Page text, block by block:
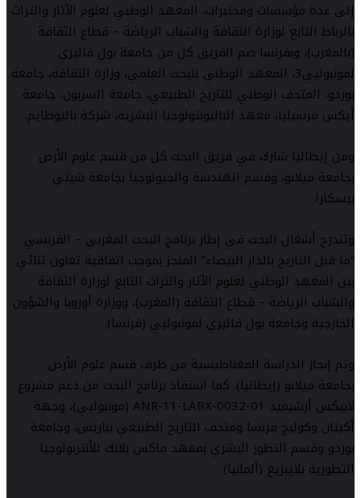
إلى عدة مؤسسات ومختبرات، المعهد الوطني لعلوم الآثار والتراث
بالرباط التابع لوزارة الثقافة والشباب الرياضة – قطاع الثقافة
(بالمغرب)، وبفرنسا ضم الفريق كل من جامعة بول فاليري
لمونبوليي3، المعهد الوطني للبحث العلمي، وزارة الثقافة، جامعة
بوردو، المتحف الوطني للتاريخ الطبيعي، جامعة السربون، جامعة
أيكس مرسيليا، معهد الباليونتولوجيا البشرية، شركة باليوطايم.
ومن إيطاليا شارك في فريق البحث كل من قسم علوم الأرض
بجامعة ميلانو، وقسم الهندسة والجيولوجيا بجامعة شيتي
بيسكارا.
وتندرج أشغال البحث في إطار برنامج البحث المغربي – الفرنسي
“ما قبل التاريخ بالدار البيضاء” المنجز بموجب اتفاقية تعاون ثنائي
بين المعهد الوطني لعلوم الآثار والتراث التابع لوزارة الثقافة
والشباب الرياضة – قطاع الثقافة (المغرب)، ووزارة أوروبا والشؤون
الخارجية وجامعة بول فاليري لمونبوليي (فرنسا).
وتم إنجاز الدراسة المغناطيسية من طرف قسم علوم الأرض
بجامعة ميلانو (إيطاليا). كما استفاد برنامج البحث من دعم مشروع
لابيكس أرشيميد ANR-11-LABX-0032-01 (مونبوليي)، وجهة
أكيتان وكوليج فرنسا ومتحف التاريخ الطبيعي بباريس، وجامعة
بوردو وقسم التطور البشري بمعهد ماكس بلانك للأنتربولوجيا
التطورية بلايبزيغ (ألمانيا).